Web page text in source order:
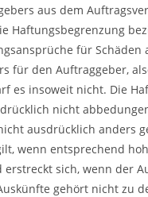
aus dem
Haftungsbegrenzung
für
für den Auftraggeber,
es insoweit nicht. Die
nicht
ausdrücklich anders
wenn entsprechend
erstreckt sich, wenn der
gehört nicht zu